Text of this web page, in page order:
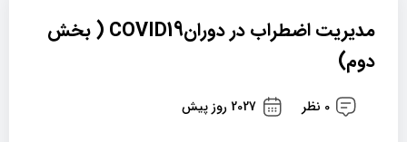
مدیریت اضطراب در دورانCOVID19 ( بخش
دوم)
0 نظر 2027 روز پیش